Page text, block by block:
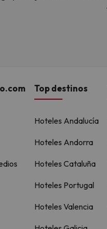
Top destinos
Hoteles Andalucía
Hoteles Andorra
Hoteles Cataluña
Hoteles Portugal
Hoteles Valencia